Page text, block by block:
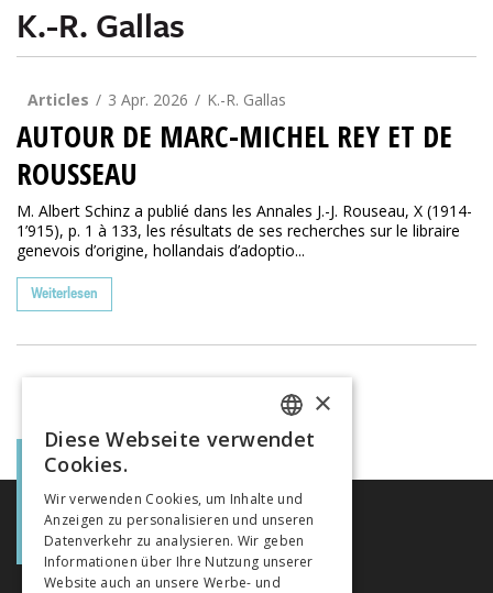
K.-R. Gallas
Articles 3 Apr. 2026 K.-R. Gallas
AUTOUR DE MARC-MICHEL REY ET DE
ROUSSEAU
M. Albert Schinz a publié dans les Annales J.-J. Rouseau, X (1914-
1’915), p. 1 à 133, les résultats de ses recherches sur le libraire
genevois d’origine, hollandais d’adoptio...
Weiterlesen
FRENCH
ITALIAN
×
Diese Webseite verwendet
Cookies.
Wir verwenden Cookies, um Inhalte und
Anzeigen zu personalisieren und unseren
Datenverkehr zu analysieren. Wir geben
Informationen über Ihre Nutzung unserer
Website auch an unsere Werbe- und